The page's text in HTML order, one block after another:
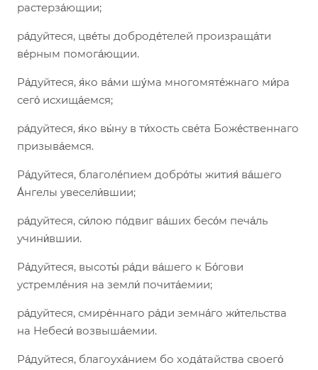
растерза́ющии;
ра́дуйтеся, цве́ты доброде́телей произраща́ти
ве́рным помога́ющии.
Ра́дуйтеся, я́ко ва́ми шу́ма многомяте́жнаго ми́ра
сего́ исхища́емся;
ра́дуйтеся, я́ко вы́ну в ти́хость све́та Боже́ственнаго
призыва́емся.
Ра́дуйтеся, благоле́пием добро́ты жития́ ва́шего
А́нгелы увесели́вшии;
ра́дуйтеся, си́лою по́двиг ва́ших бесо́м печа́ль
учини́вшии.
Ра́дуйтеся, высоты́ ра́ди ва́шего к Бо́гови
устремле́ния на земли́ почита́емии;
ра́дуйтеся, смире́ннаго ра́ди земна́го жи́тельства
на Небеси́ возвыша́емии.
Ра́дуйтеся, благоуха́нием бо хода́тайства своего́